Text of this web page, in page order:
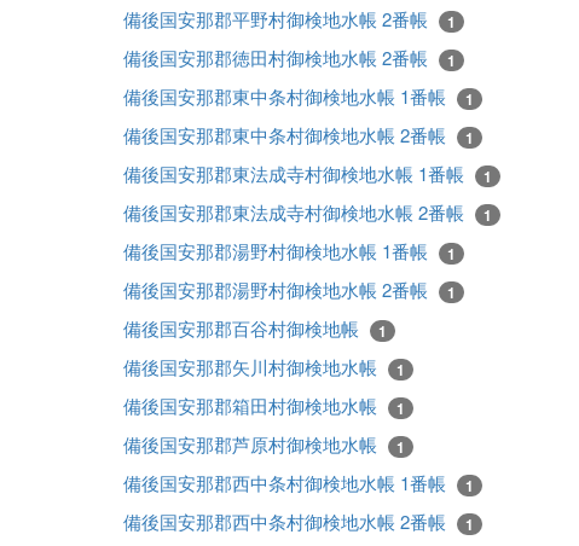
備後国安那郡平野村御検地水帳 2番帳 1
備後国安那郡徳田村御検地水帳 2番帳 1
備後国安那郡東中条村御検地水帳 1番帳 1
備後国安那郡東中条村御検地水帳 2番帳 1
備後国安那郡東法成寺村御検地水帳 1番帳 1
備後国安那郡東法成寺村御検地水帳 2番帳 1
備後国安那郡湯野村御検地水帳 1番帳 1
備後国安那郡湯野村御検地水帳 2番帳 1
備後国安那郡百谷村御検地帳 1
備後国安那郡矢川村御検地水帳 1
備後国安那郡箱田村御検地水帳 1
備後国安那郡芦原村御検地水帳 1
備後国安那郡西中条村御検地水帳 1番帳 1
備後国安那郡西中条村御検地水帳 2番帳 1